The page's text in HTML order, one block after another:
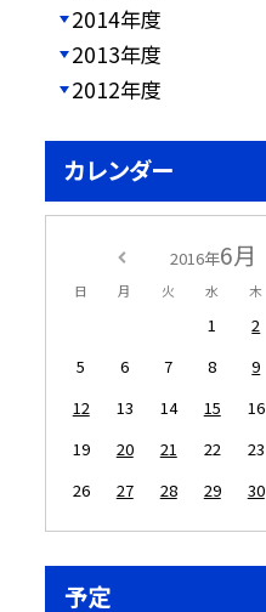
2014年度
2013年度
2012年度
カレンダー
2016年6月
日 月 火 水 木
1 2
5
6 7 8 9
12
13 14 15 16
19
20 21 22 23
26
27 28 29 30
予定